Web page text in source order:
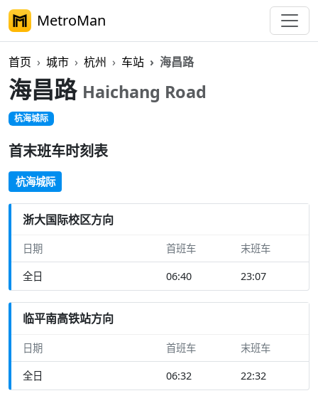
MetroMan
首页 城市 杭州 车站 海昌路
海昌路 Haichang Road
杭海城际
首末班车时刻表
杭海城际
浙大国际校区方向
日期 首班车 末班车
全日 06:40 23:07
临平南高铁站方向
日期 首班车 末班车
全日 06:32 22:32